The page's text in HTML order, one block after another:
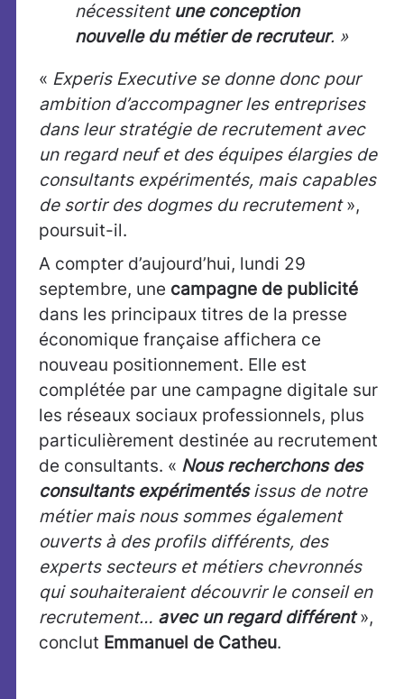
nécessitent une conception
nouvelle du métier de recruteur. »
« Experis Executive se donne donc pour
ambition d’accompagner les entreprises
dans leur stratégie de recrutement avec
un regard neuf et des équipes élargies de
consultants expérimentés, mais capables
de sortir des dogmes du recrutement»,
poursuit-il.
A compter d’aujourd’hui, lundi 29
septembre, une campagne de publicité
dans les principaux titres de la presse
économique française affichera ce
nouveau positionnement. Elle est
complétée par une campagne digitale sur
les réseaux sociaux professionnels, plus
particulièrement destinée au recrutement
de consultants. « Nous recherchons des
consultants expérimentésissus de notre
métier mais nous sommes également
ouverts à des profils différents, des
experts secteurs et métiers chevronnés
qui souhaiteraient découvrir le conseil en
recrutement… avec un regard différent»,
conclut Emmanuel de Catheu.